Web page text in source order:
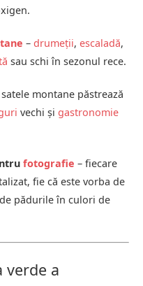
– drumeții, escaladă,
sau schi în sezonul rece.
satele montane păstrează
vechi și gastronomie
fotografie – fiecare
fie că este vorba de
pădurile în culori de
verde a